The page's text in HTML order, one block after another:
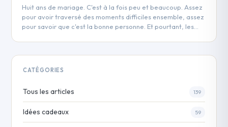
Huit ans de mariage. C'est à la fois peu et beaucoup. Assez
pour avoir traversé des moments difficiles ensemble, assez
pour savoir que c'est la bonne personne. Et pourtant, les…
CATÉGORIES
Tous les articles 139
Idées cadeaux 59